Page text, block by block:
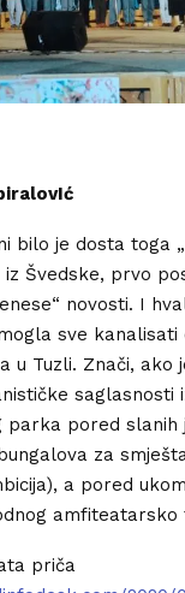
bilo je dosta toga
Švedske, prvo
novosti. I
sve kanalisati
u Tuzli. Znači, ako
saglasnosti
parka pored slanih
za
a pored
priča